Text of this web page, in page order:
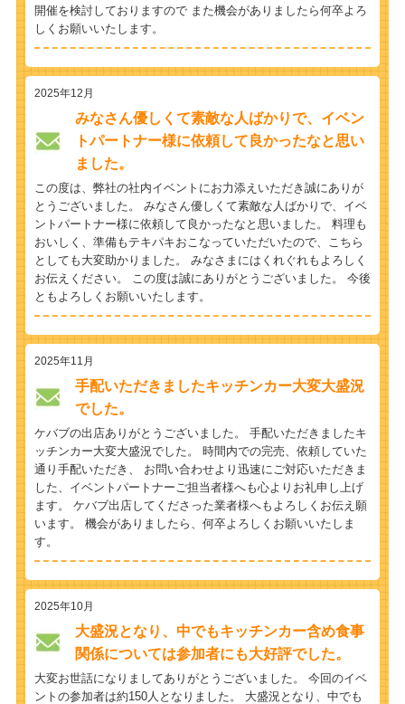
開催を検討しておりますので また機会がありましたら何卒よろ
しくお願いいたします。
2025年12月
みなさん優しくて素敵な人ばかりで、イベン
トパートナー様に依頼して良かったなと思い
ました。
この度は、弊社の社内イベントにお力添えいただき誠にありが
とうございました。 みなさん優しくて素敵な人ばかりで、イベ
ントパートナー様に依頼して良かったなと思いました。 料理も
おいしく、準備もテキパキおこなっていただいたので、こちら
としても大変助かりました。 みなさまにはくれぐれもよろしく
お伝えください。 この度は誠にありがとうございました。 今後
ともよろしくお願いいたします。
2025年11月
手配いただきましたキッチンカー大変大盛況
でした。
ケバブの出店ありがとうございました。 手配いただきましたキ
ッチンカー大変大盛況でした。 時間内での完売、依頼していた
通り手配いただき、 お問い合わせより迅速にご対応いただきま
した、イベントパートナーご担当者様へも心よりお礼申し上げ
ます。 ケバブ出店してくださった業者様へもよろしくお伝え願
います。 機会がありましたら、何卒よろしくお願いいたしま
す。
2025年10月
大盛況となり、中でもキッチンカー含め食事
関係については参加者にも大好評でした。
大変お世話になりましてありがとうございました。 今回のイベ
ントの参加者は約150人となりました。 大盛況となり、中でも